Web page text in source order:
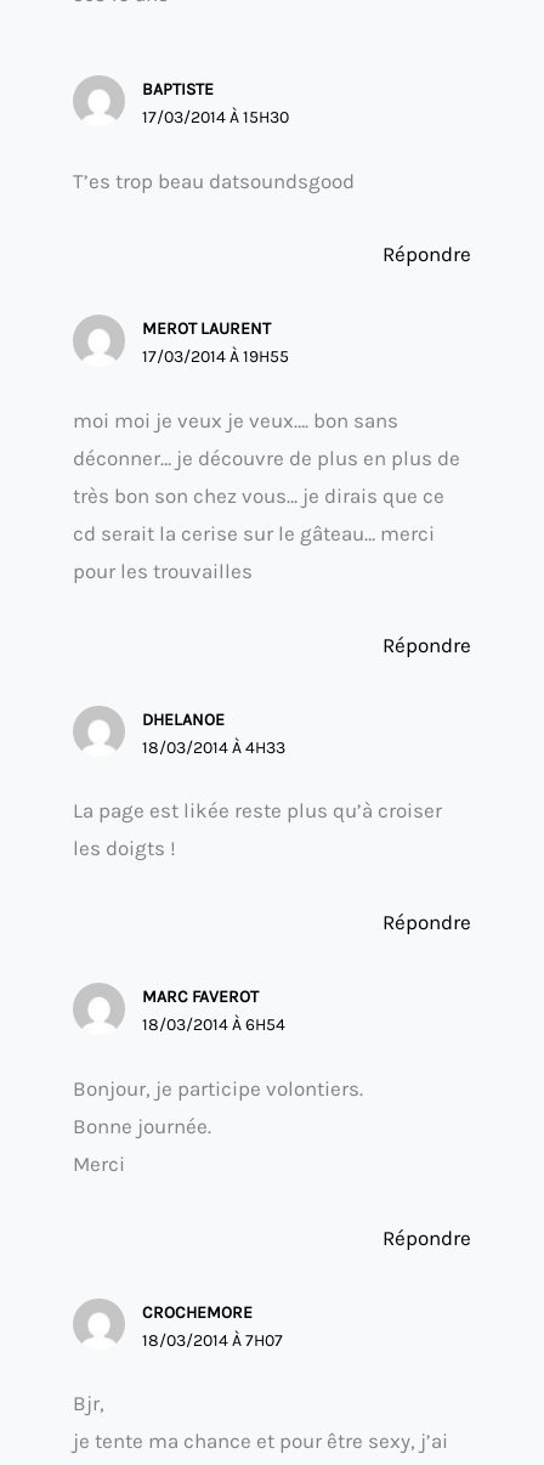
BAPTISTE
17/03/2014 À 15H30
T’es trop beau datsoundsgood
Répondre
MEROT LAURENT
17/03/2014 À 19H55
moi moi je veux je veux…. bon sans
déconner… je découvre de plus en plus de
très bon son chez vous… je dirais que ce
cd serait la cerise sur le gâteau… merci
pour les trouvailles
Répondre
DHELANOE
18/03/2014 À 4H33
La page est likée reste plus qu’à croiser
les doigts !
Répondre
MARC FAVEROT
18/03/2014 À 6H54
Bonjour, je participe volontiers.
Bonne journée.
Merci
Répondre
CROCHEMORE
18/03/2014 À 7H07
Bjr,
je tente ma chance et pour être sexy, j’ai